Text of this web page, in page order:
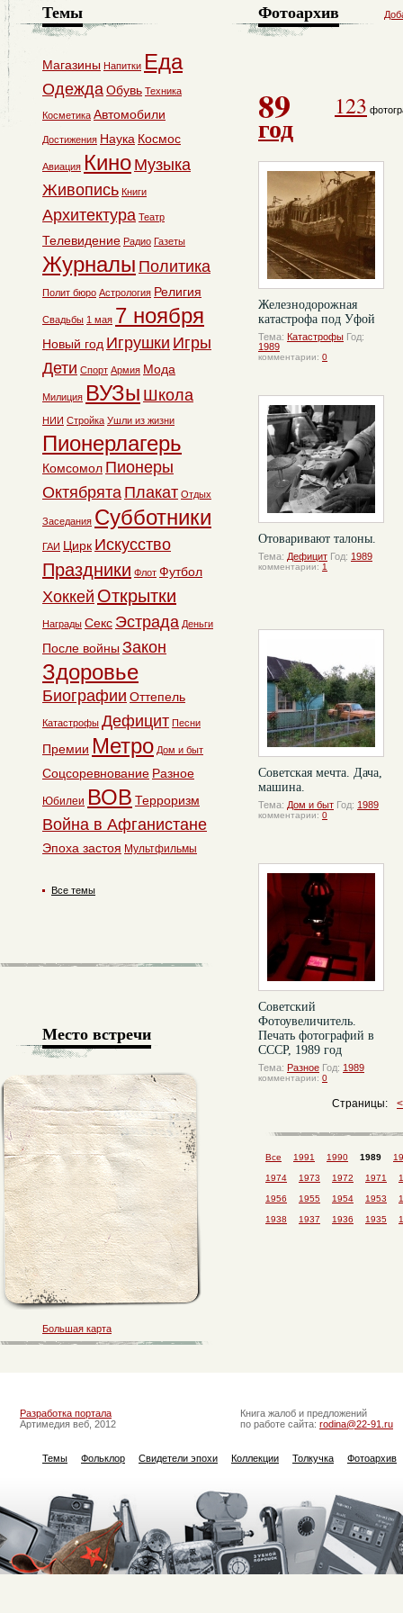
Фотоархив
89
год
123
Железнодорожная
катастрофа под Уфой
Тема: Катастрофы Год:
1989
комментарии: 0
Отоваривают талоны.
Тема: Дефицит Год: 1989
комментарии: 1
Советская мечта. Дача,
машина.
Тема: Дом и быт Год: 1989
комментарии: 0
Советский
Фотоувеличитель.
Печать фотографий в
СССР, 1989 год
Тема: Разное Год: 1989
комментарии: 0
Страницы:
Все 1991 1990 1989
1974 1973 1972 1971
1956 1955 1954 1953
1938 1937 1936 1935
Темы
Магазины Напитки Еда
ОдеждаОбувь Техника
Косметика Автомобили
Достижения Наука Космос
Авиация Кино Музыка
Живопись Книги
Архитектура Театр
Телевидение Радио Газеты
Журналы Политика
Полит бюро Астрология Религия
Свадьбы 1 мая 7 ноября
Новый год Игрушки Игры
Дети Спорт Армия Мода
Милиция ВУЗы Школа
НИИ Стройка Ушли из жизни
Пионерлагерь
Комсомол Пионеры
Октябрята Плакат Отдых
Заседания Субботники
ГАИ Цирк Искусство
Праздники Флот Футбол
Хоккей Открытки
Награды Секс Эстрада Деньги
После войны Закон
Здоровье
Биографии Оттепель
Катастрофы Дефицит Песни
Премии Метро Дом и быт
Соцсоревнование Разное
Юбилеи ВОВ Терроризм
Война в Афганистане
Эпоха застоя Мультфильмы
Все темы
Место встречи
Большая карта
Разработка портала
Артимедия веб, 2012
Книга жалоб и предложений
по работе сайта: rodina@22-91.ru
Темы Фольклор Свидетели эпохи Коллекции Толкучка Фотоархив